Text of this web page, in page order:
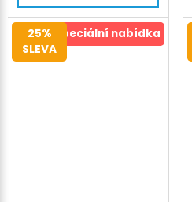
Speciální nabídka
25%
SLEVA